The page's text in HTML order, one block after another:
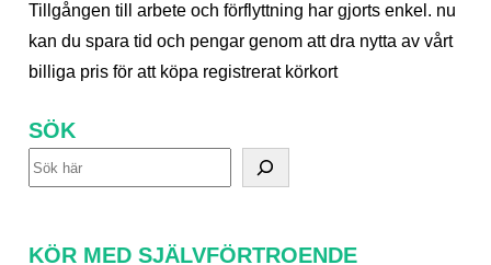
Tillgången till arbete och förflyttning har gjorts enkel. nu
kan du spara tid och pengar genom att dra nytta av vårt
billiga pris för att köpa registrerat körkort
SÖK
S
KÖR MED SJÄLVFÖRTROENDE